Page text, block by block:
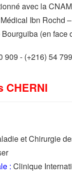
avec la CNAM
Ibn Rochd
(en face
909 - (+216) 54
CHERNI
et Chirurgie
: Clinique